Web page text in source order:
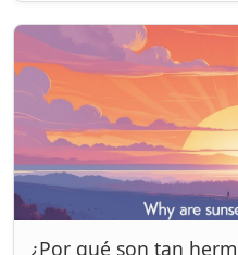
¿Por qué son tan